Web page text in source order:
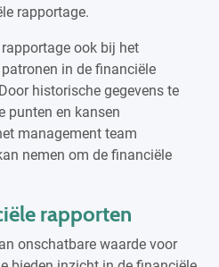
rapportage.
ook bij het
in de financiële
historische gegevens te
punten en kansen
management team
nemen om de financiële
rapporten
onschatbare waarde voor